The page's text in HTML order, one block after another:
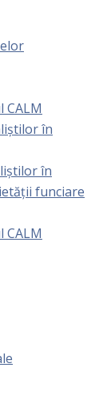
CALM
în
în
funciare
CALM